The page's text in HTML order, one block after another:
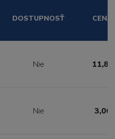
DOSTUPNOSŤ CENA
Nie
Nie 3,00